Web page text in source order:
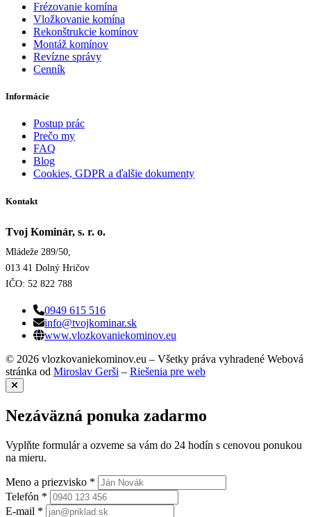
Frézovanie komína
Vložkovanie komína
Rekonštrukcie komínov
Montáž komínov
Revízne správy
Cenník
Informácie
Postup prác
Prečo my
FAQ
Blog
Cookies, GDPR a ďalšie dokumenty
Kontakt
Tvoj Kominár, s. r. o.
Mládeže 289/50,
013 41 Dolný Hričov
IČO: 52 822 788
0949 615 516
info@tvojkominar.sk
www.vlozkovaniekominov.eu
© 2026 vlozkovaniekominov.eu – Všetky práva vyhradené Webová
stránka od Miroslav Gerši – Riešenia pre web
Nezáväzná ponuka zadarmo
Vyplňte formulár a ozveme sa vám do 24 hodín s cenovou ponukou
na mieru.
Meno a priezvisko *
Telefón *
E-mail *